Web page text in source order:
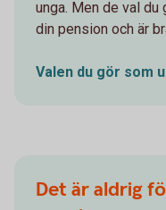
unga. Men de val du
din pension och är
Valen du gör som
Det är aldrig